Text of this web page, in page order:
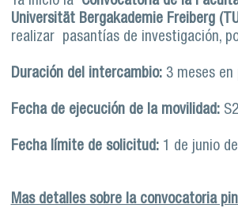
Universität Bergakademie Freiberg
realizar pasantías de investigación,
Duración del intercambio:3 meses en
Fecha de ejecución de la movilidad:
Fecha límite de solicitud:1 de junio
Mas detalles sobre la convocatoria